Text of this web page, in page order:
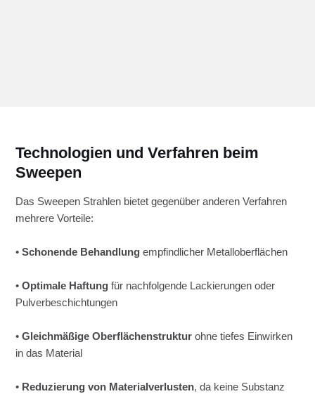
Technologien und Verfahren beim
Sweepen
Das Sweepen Strahlen bietet gegenüber anderen Verfahren
mehrere Vorteile:
•Schonende Behandlung empfindlicher Metalloberflächen
•Optimale Haftungfür nachfolgende Lackierungen oder
Pulverbeschichtungen
•Gleichmäßige Oberflächenstruktur ohne tiefes Einwirken
in das Material
• Reduzierung von Materialverlusten, da keine Substanz